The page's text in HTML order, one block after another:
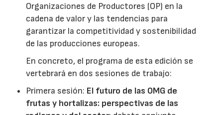
Organizaciones de Productores (OP) en la
cadena de valor y las tendencias para
garantizar la competitividad y sostenibilidad
de las producciones europeas.
En concreto, el programa de esta edición se
vertebrará en dos sesiones de trabajo:
Primera sesión: El futuro de las OMG de
frutas y hortalizas: perspectivas de las